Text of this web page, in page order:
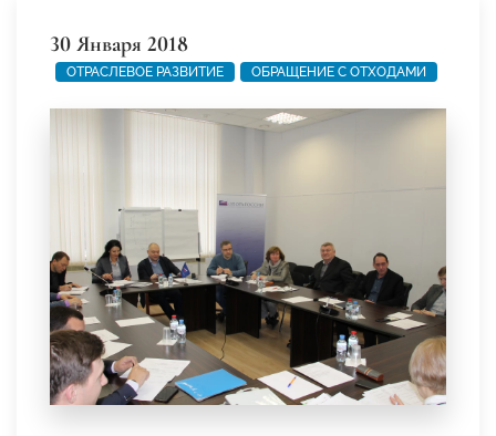
30 Января 2018
ОТРАСЛЕВОЕ РАЗВИТИЕ ОБРАЩЕНИЕ С ОТХОДАМИ